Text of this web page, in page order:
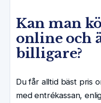
Kan man
online och
billigare?
Du får alltid bäst pris
med entrékassan,